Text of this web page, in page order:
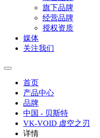
旗下品牌
经营品牌
授权资质
媒体
关注我们
首页
产品中心
品牌
中国 - 贝斯特
VK-VOID 虚空之刃
详情